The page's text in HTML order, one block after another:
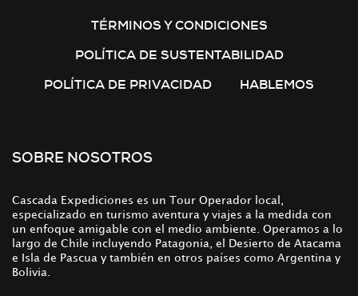
TÉRMINOS Y CONDICIONES
POLÍTICA DE SUSTENTABILIDAD
POLÍTICA DE PRIVACIDAD
HABLEMOS
SOBRE NOSOTROS
Cascada Expediciones es un Tour Operador local,
especializado en turismo aventura y viajes a la medida con
un enfoque amigable con el medio ambiente. Operamos a lo
largo de Chile incluyendo Patagonia, el Desierto de Atacama
e Isla de Pascua y también en otros países como Argentina y
Bolivia.